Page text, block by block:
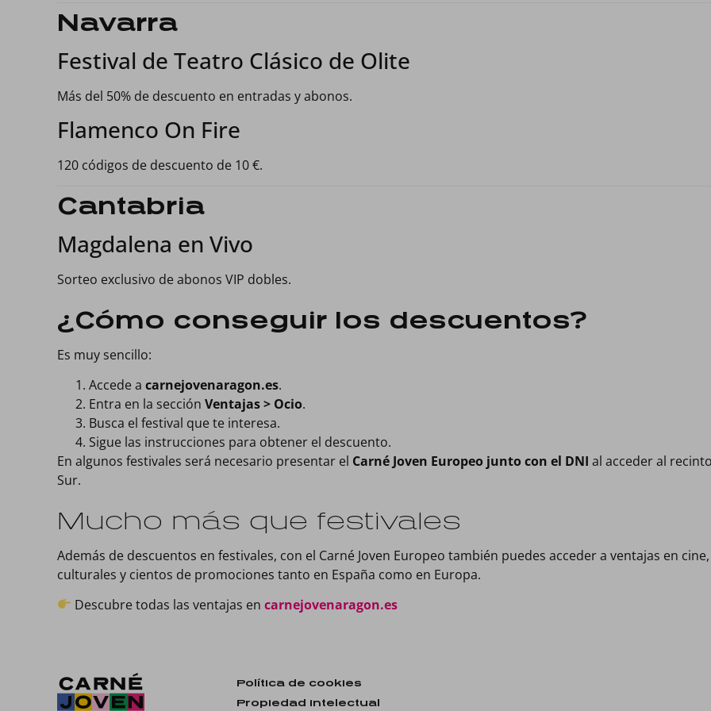
Navarra
Festival de Teatro Clásico de Olite
Más del 50% de descuento en entradas y abonos.
Flamenco On Fire
120 códigos de descuento de 10 €.
Cantabria
Magdalena en Vivo
Sorteo exclusivo de abonos VIP dobles.
¿Cómo conseguir los descuentos?
Es muy sencillo:
Accede a carnejovenaragon.es.
Entra en la sección Ventajas > Ocio.
Busca el festival que te interesa.
Sigue las instrucciones para obtener el descuento.
En algunos festivales será necesario presentar el Carné Joven Europeo junto con el DNI al acceder al
Sur.
Mucho más que festivales
Además de descuentos en festivales, con el Carné Joven Europeo también puedes acceder a ventajas en
culturales y cientos de promociones tanto en España como en Europa.
Descubre todas las ventajas encarnejovenaragon.es
Política de cookies
Propiedad intelectual